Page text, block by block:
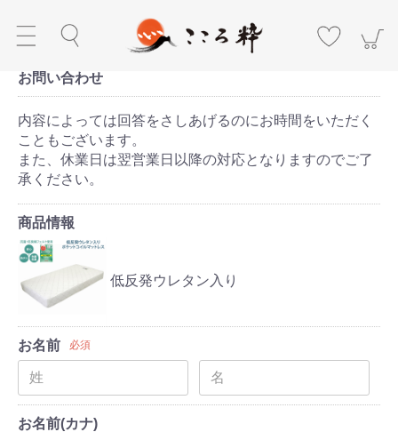
お問い合わせ
内容によっては回答をさしあげるのにお時間をいただく
こともございます。
また、休業日は翌営業日以降の対応となりますのでご了
承ください。
商品情報
低反発ウレタン入り
お名前 必須
お名前(カナ)